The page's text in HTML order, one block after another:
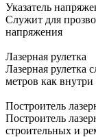
Указатель
Служит для
напряжения
Лазерная рулетка
Лазерная рулетка
метров как
Построитель
Построитель
строительных и